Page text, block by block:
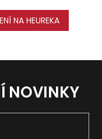
NA HEUREKA
NOVINKY